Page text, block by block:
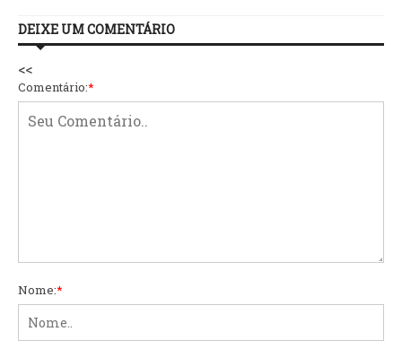
DEIXE UM COMENTÁRIO
<<
Comentário:*
Nome:*